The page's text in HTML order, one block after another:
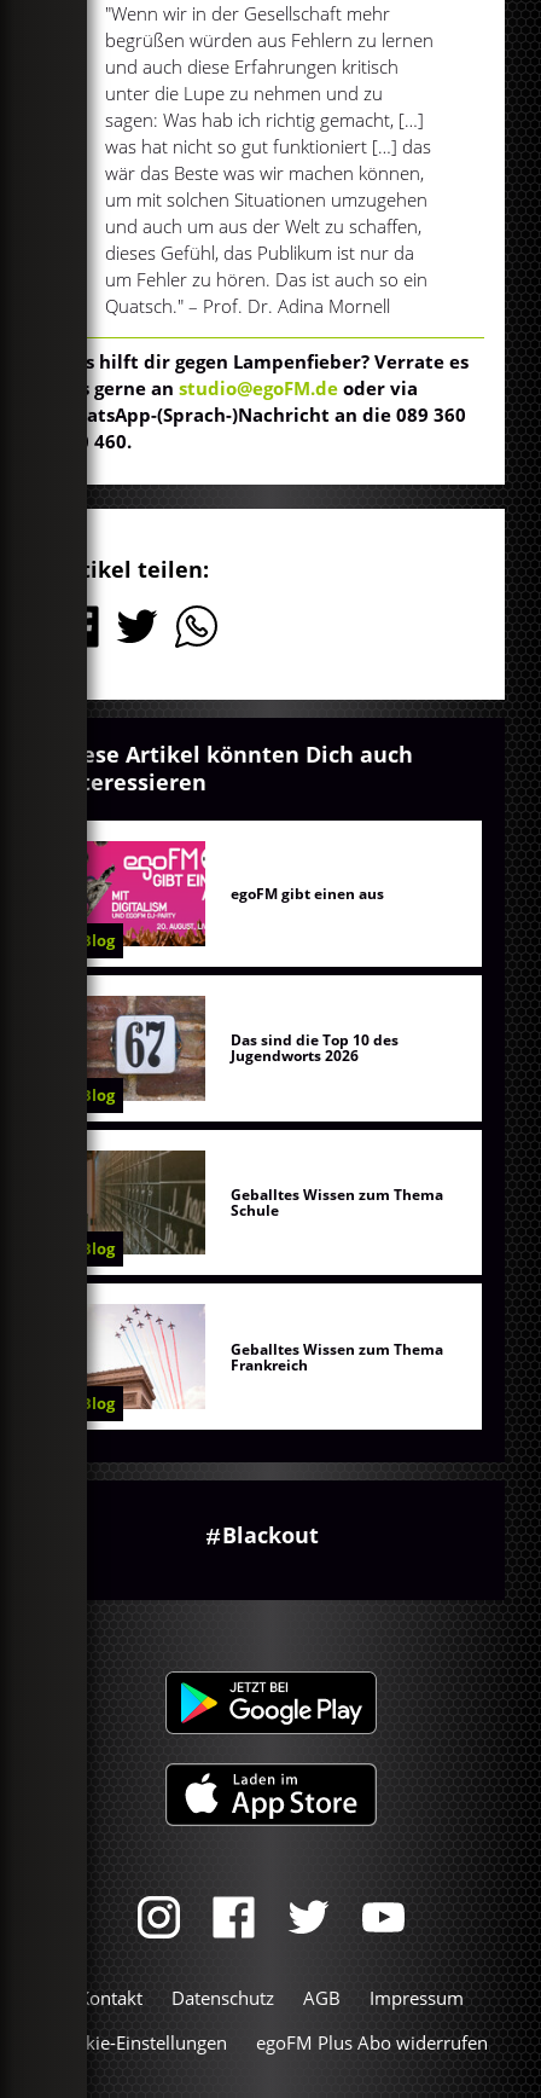
"Wenn wir in der Gesellschaft mehr
begrüßen würden aus Fehlern zu lernen
und auch diese Erfahrungen kritisch
unter die Lupe zu nehmen und zu
sagen: Was hab ich richtig gemacht, […]
was hat nicht so gut funktioniert […] das
wär das Beste was wir machen können,
um mit solchen Situationen umzugehen
und auch um aus der Welt zu schaffen,
dieses Gefühl, das Publikum ist nur da
um Fehler zu hören. Das ist auch so ein
Quatsch." – Prof. Dr. Adina Mornell
Was hilft dir gegen Lampenfieber? Verrate es
uns gerne anstudio@egoFM.de oder via
WhatsApp-(Sprach-)Nachricht an die 089 360
550 460.
Artikel teilen:
Diese Artikel könnten Dich auch
interessieren
Blog
egoFM gibt einen aus
Blog
Das sind die Top 10 des
Jugendworts 2026
Blog
Geballtes Wissen zum Thema
Schule
Blog
Geballtes Wissen zum Thema
Frankreich
Blackout
Kontakt Datenschutz AGB
Impressum
Cookie-Einstellungen
egoFM Plus Abo widerrufen